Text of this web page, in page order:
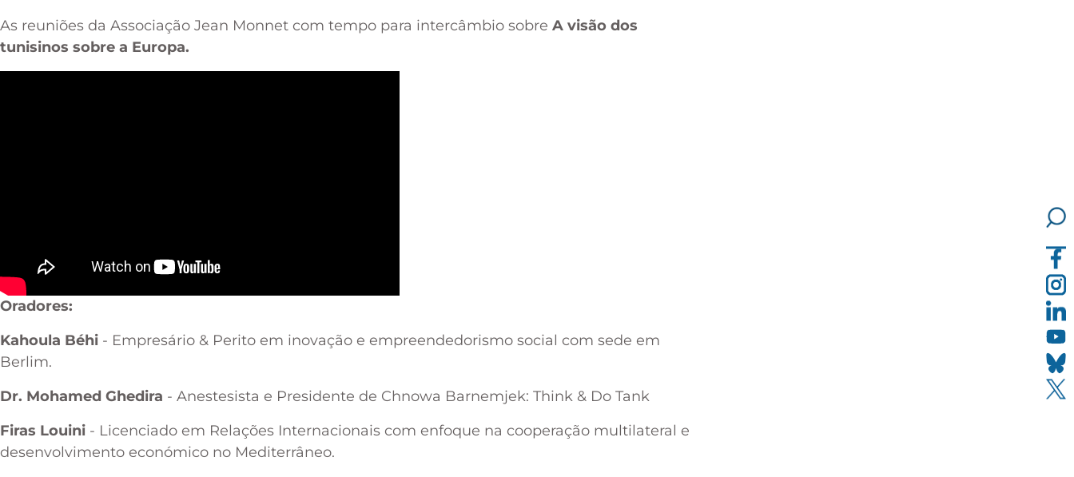
As reuniões da Associação Jean Monnet com tempo para intercâmbio sobre A visão dos
tunisinos sobre a Europa.
Oradores:
Kahoula Béhi - Empresário & Perito em inovação e empreendedorismo social com sede em
Berlim.
Dr. Mohamed Ghedira - Anestesista e Presidente de Chnowa Barnemjek: Think & Do Tank
Firas Louini - Licenciado em Relações Internacionais com enfoque na cooperação multilateral e
desenvolvimento económico no Mediterrâneo.